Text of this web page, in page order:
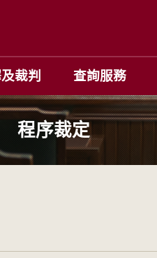
裁判 查詢服務
程序裁定